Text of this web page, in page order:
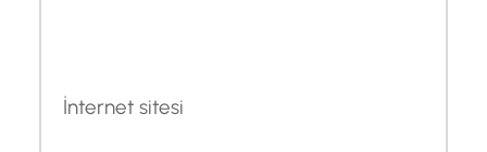
İnternet sitesi